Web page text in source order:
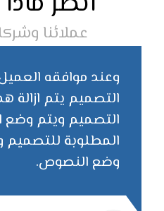
عملائنا
وعند موافقه
التصميم يتم ازالة
التصميم ويتم وضع
المطلوبة
وضع النصوص.